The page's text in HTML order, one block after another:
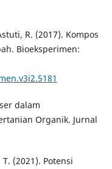
R. (2017). Kompos
Bioeksperimen:
dalam
Organik. Jurnal
(2021). Potensi